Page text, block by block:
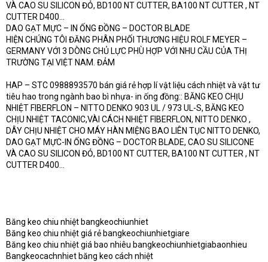
VÀ CAO SU SILICON ĐỎ, BD100 NT CUTTER, BA100 NT CUTTER , NT
CUTTER D400…
DAO GẠT MỰC – IN ỐNG ĐỒNG – DOCTOR BLADE
HIỆN CHÚNG TÔI ĐĂNG PHÂN PHỐI THƯƠNG HIỆU ROLF MEYER –
GERMANY VỚI 3 DÒNG CHỦ LỰC PHÙ HỢP VỚI NHU CẦU CỦA THỊ
TRƯỜNG TẠI VIỆT NAM. ĐẢM
HAP – STC 0988893570 bán giá rẻ hợp lí vật liệu cách nhiệt và vật tư
tiêu hao trong ngành bao bì nhựa- in ống đồng:: BĂNG KEO CHỊU
NHIỆT FIBERFLON – NITTO DENKO 903 UL / 973 UL-S, BĂNG KEO
CHỊU NHIỆT TACONIC,VÀI CÁCH NHIỆT FIBERFLON, NITTO DENKO ,
DÂY CHỊU NHIỆT CHO MÁY HÀN MIỆNG BAO LIÊN TỤC NITTO DENKO,
DAO GẠT MỰC-IN ỐNG ĐỒNG – DOCTOR BLADE, CAO SU SILICONE
VÀ CAO SU SILICON ĐỎ, BD100 NT CUTTER, BA100 NT CUTTER , NT
CUTTER D400…
Băng keo chiu nhiệt bangkeochiunhiet
Băng keo chiu nhiệt giá rẻ bangkeochiunhietgiare
Băng keo chiu nhiệt giá bao nhiêu bangkeochiunhietgiabaonhieu
Bangkeocachnhiet băng keo cách nhiệt